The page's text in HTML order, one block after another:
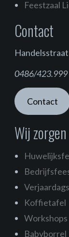
Feestzaal
Contact
0486/423.999
Contact
Wij
Koffietafel
Workshops
Babyborrel